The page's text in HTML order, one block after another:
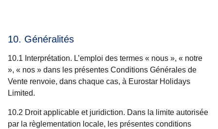
10. Généralités
10.1 Interprétation. L’emploi des termes « nous », « notre
», « nos » dans les présentes Conditions Générales de
Vente renvoie, dans chaque cas, à Eurostar Holidays
Limited.
10.2 Droit applicable et juridiction. Dans la limite autorisée
par la règlementation locale, les présentes conditions